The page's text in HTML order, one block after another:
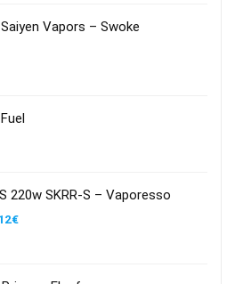
Vapors – Swoke
220w SKRR-S – Vaporesso
€